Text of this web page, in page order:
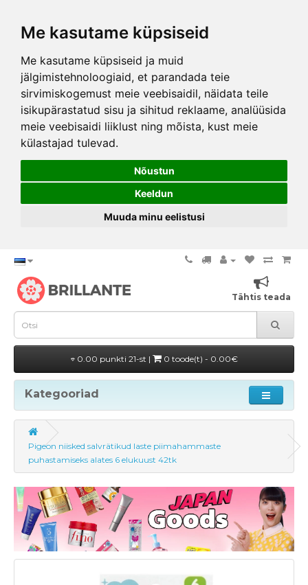
Me kasutame küpsiseid
Me kasutame küpsiseid ja muid
jälgimistehnoloogiaid, et parandada teie
sirvimiskogemust meie veebisaidil, näidata teile
isikupärastatud sisu ja sihitud reklaame, analüüsida
meie veebisaidi liiklust ning mõista, kust meie
külastajad tulevad.
Nõustun
Keeldun
Muuda minu eelistusi
Tähtis teada
0.00 punkti 21-st | 0 toode(t) - 0.00€
Kategooriad
Pigeon niisked salvrätikud laste piimahammaste
puhastamiseks alates 6 elukuust 42tk